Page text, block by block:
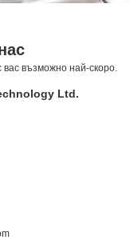
възможно най-скоро.
Ltd.